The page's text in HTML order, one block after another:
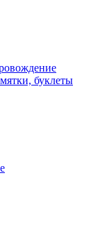
буклеты